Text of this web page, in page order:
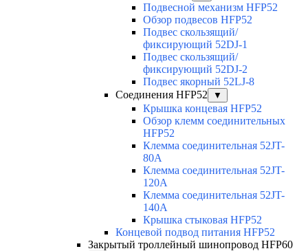
Подвесной механизм HFP52
Обзор подвесов HFP52
Подвес скользящий/
фиксирующий 52DJ-1
Подвес скользящий/
фиксирующий 52DJ-2
Подвес якорный 52LJ-8
Соединения HFP52
▼
Крышка концевая HFP52
Обзор клемм соединительных
HFP52
Клемма соединительная 52JT-
80A
Клемма соединительная 52JT-
120A
Клемма соединительная 52JT-
140A
Крышка стыковая HFP52
Концевой подвод питания HFP52
Закрытый троллейный шинопровод HFP60